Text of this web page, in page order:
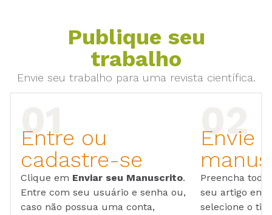
Publique seu
trabalho
Envie seu trabalho para uma revista científica.
Entre ou
cadastre-se
Clique em Enviar seu Manuscrito.
Entre com seu usuário e senha ou,
caso não possua uma conta,
Envie
Preencha
seu artigo em
selecione o